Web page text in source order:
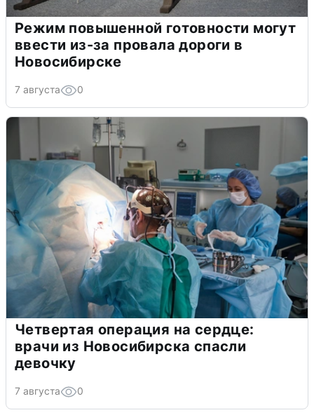
Режим повышенной готовности могут
ввести из-за провала дороги в
Новосибирске
7 августа 0
Четвертая операция на сердце:
врачи из Новосибирска спасли
девочку
7 августа 0